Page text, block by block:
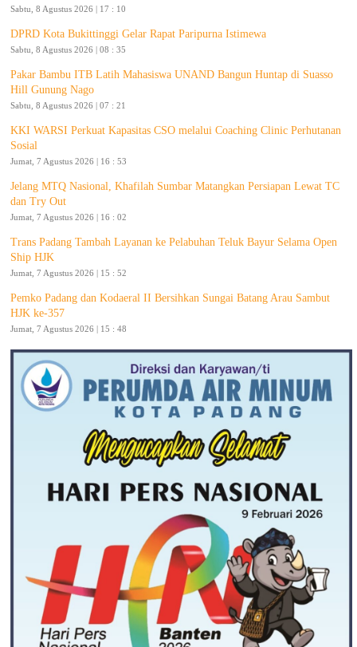
Sabtu, 8 Agustus 2026 | 17 : 10
DPRD Kota Bukittinggi Gelar Rapat Paripurna Istimewa
Sabtu, 8 Agustus 2026 | 08 : 35
Pakar Bambu ITB Latih Mahasiswa UNAND Bangun Huntap di Suasso
Hill Gunung Nago
Sabtu, 8 Agustus 2026 | 07 : 21
KKI WARSI Perkuat Kapasitas CSO melalui Coaching Clinic Perhutanan
Sosial
Jumat, 7 Agustus 2026 | 16 : 53
Jelang MTQ Nasional, Khafilah Sumbar Matangkan Persiapan Lewat TC
dan Try Out
Jumat, 7 Agustus 2026 | 16 : 02
Trans Padang Tambah Layanan ke Pelabuhan Teluk Bayur Selama Open
Ship HJK
Jumat, 7 Agustus 2026 | 15 : 52
Pemko Padang dan Kodaeral II Bersihkan Sungai Batang Arau Sambut
HJK ke-357
Jumat, 7 Agustus 2026 | 15 : 48